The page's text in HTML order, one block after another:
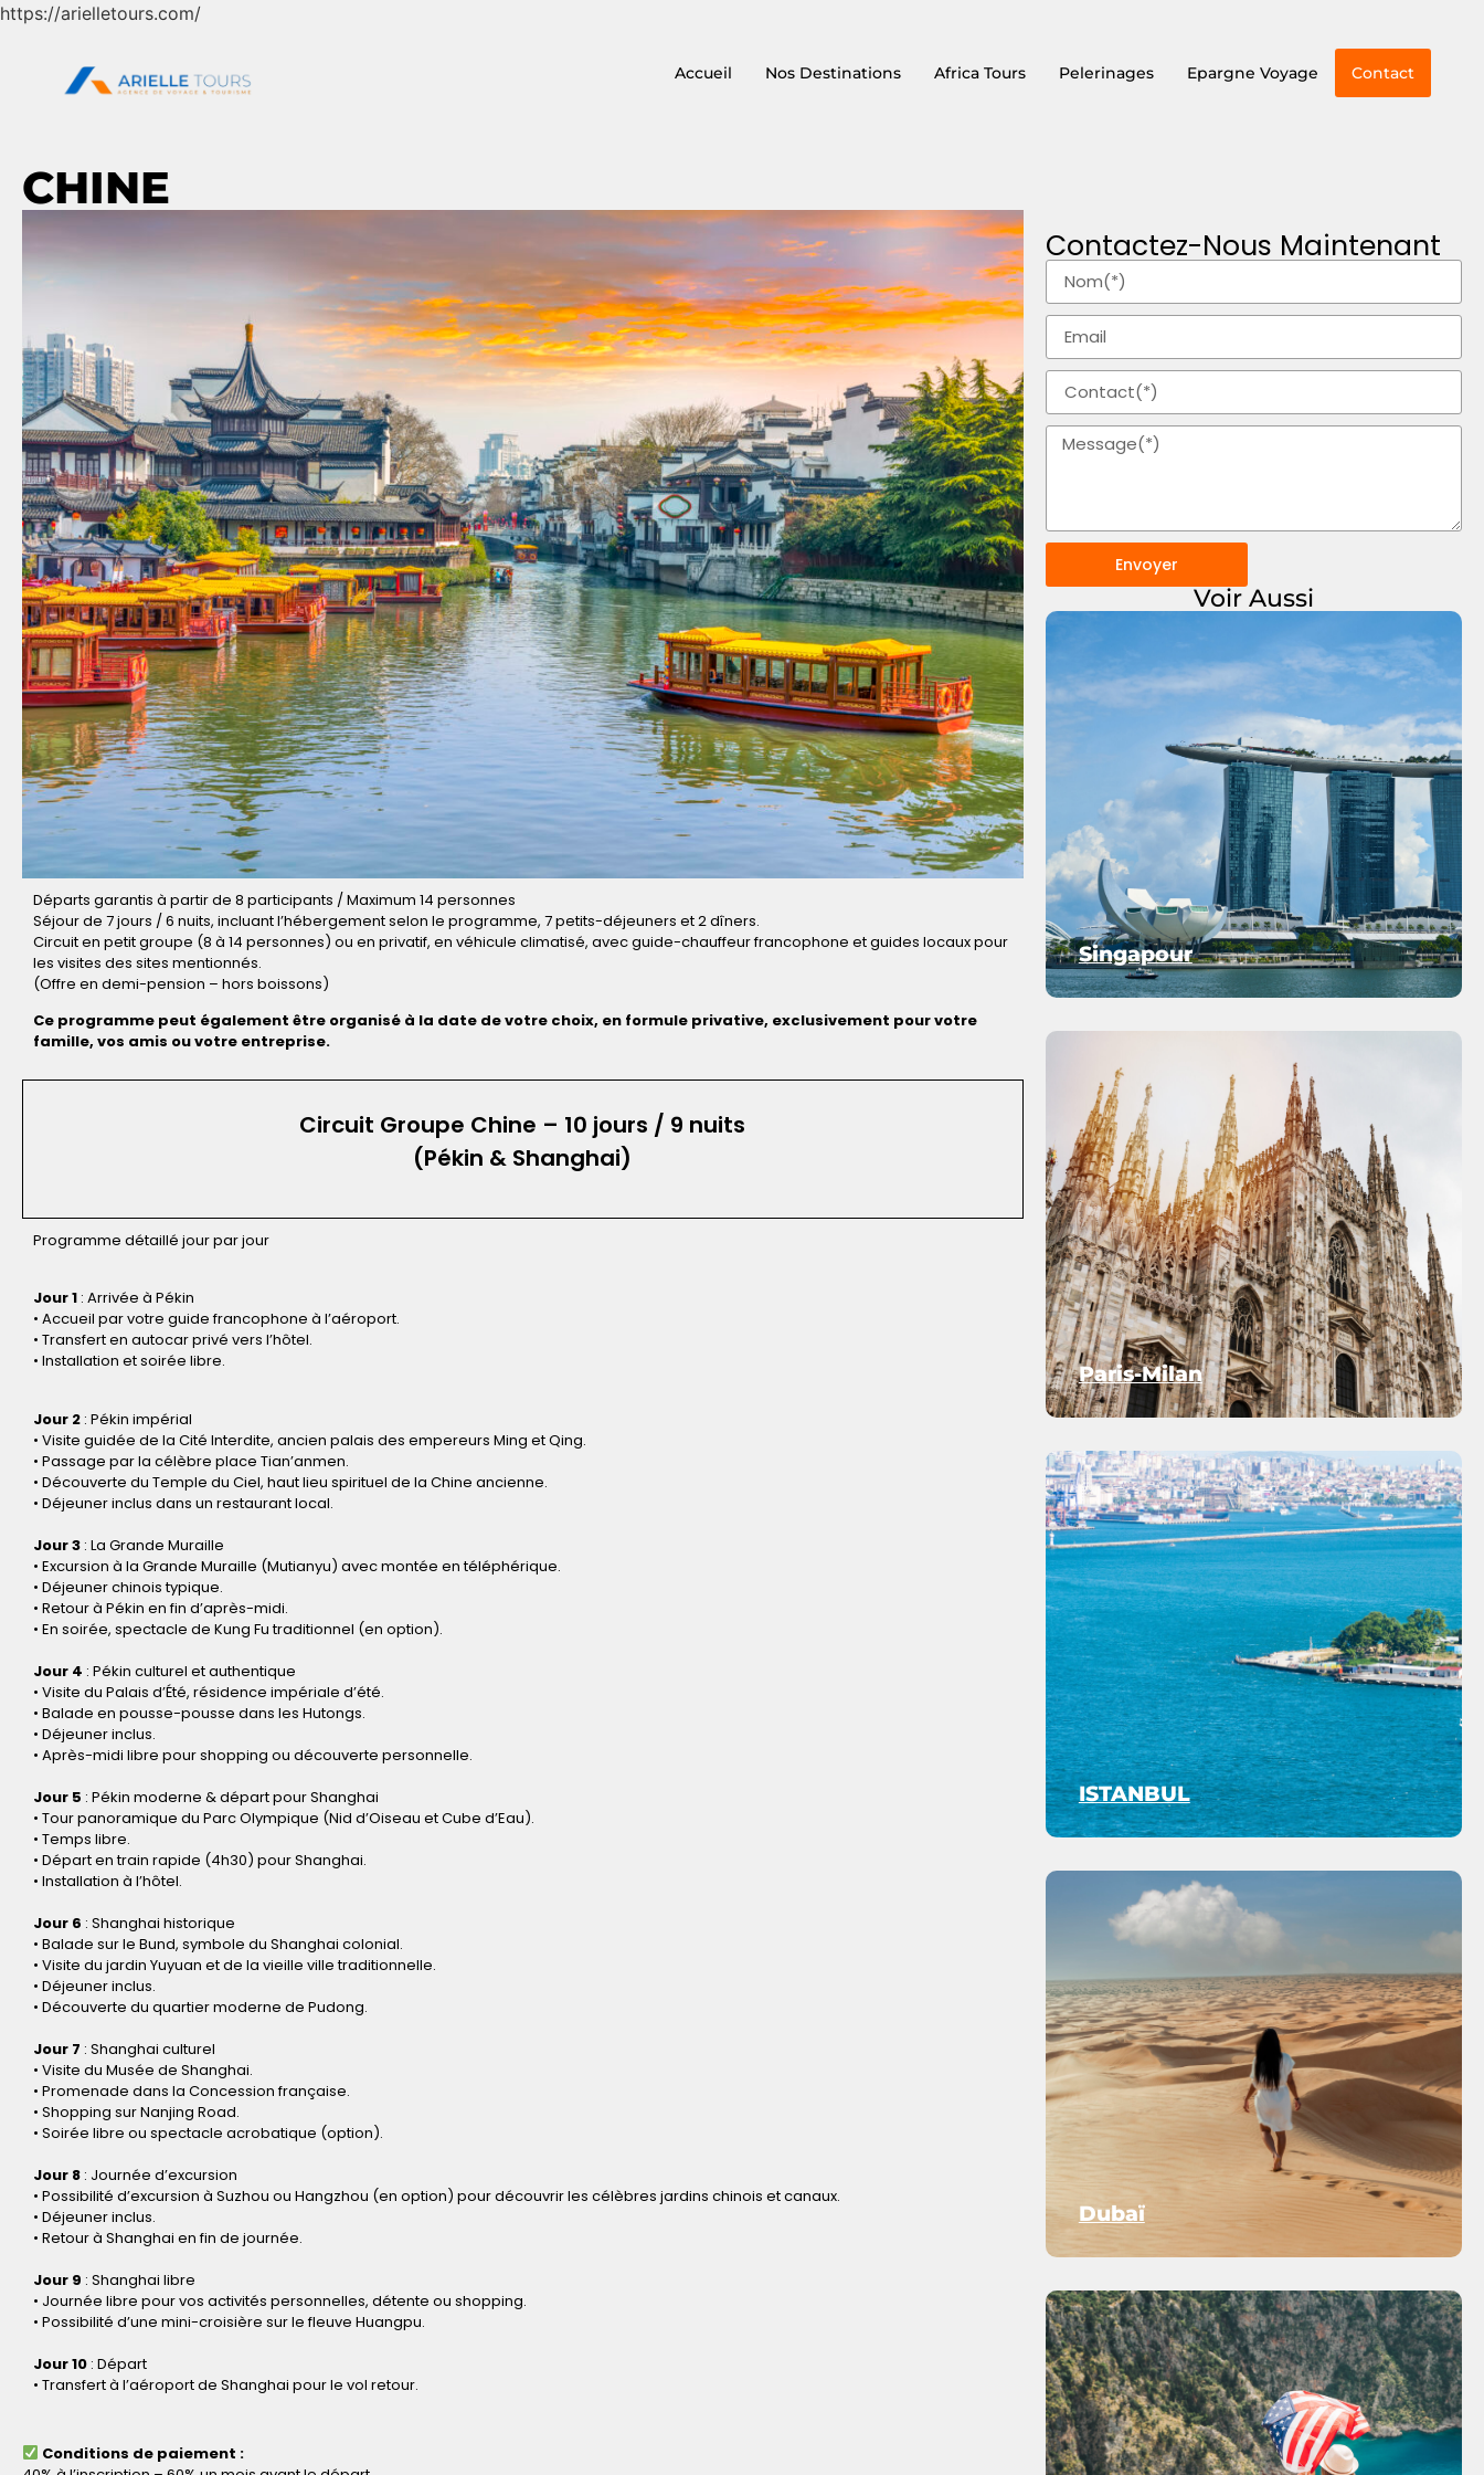
https://arielletours.com/
Accueil Nos Destinations Africa Tours Pelerinages Epargne Voyage Contact
CHINE
Départs garantis à partir de 8 participants / Maximum 14 personnes
Séjour de 7 jours / 6 nuits, incluant l’hébergement selon le programme, 7 petits-déjeuners et 2 dîners.
Circuit en petit groupe (8 à 14 personnes) ou en privatif, en véhicule climatisé, avec guide-chauffeur francophone et guides locaux pour
les visites des sites mentionnés.
(Offre en demi-pension – hors boissons)
Ce programme peut également être organisé à la date de votre choix, en formule privative, exclusivement pour votre
famille, vos amis ou votre entreprise.
Circuit Groupe Chine – 10 jours / 9 nuits
(Pékin & Shanghai)
Programme détaillé jour par jour
Jour 1 : Arrivée à Pékin
• Accueil par votre guide francophone à l’aéroport.
• Transfert en autocar privé vers l’hôtel.
• Installation et soirée libre.
Jour 2 : Pékin impérial
• Visite guidée de la Cité Interdite, ancien palais des empereurs Ming et Qing.
• Passage par la célèbre place Tian’anmen.
• Découverte du Temple du Ciel, haut lieu spirituel de la Chine ancienne.
• Déjeuner inclus dans un restaurant local.
Jour 3 : La Grande Muraille
• Excursion à la Grande Muraille (Mutianyu) avec montée en téléphérique.
• Déjeuner chinois typique.
• Retour à Pékin en fin d’après-midi.
• En soirée, spectacle de Kung Fu traditionnel (en option).
Jour 4 : Pékin culturel et authentique
• Visite du Palais d’Été, résidence impériale d’été.
• Balade en pousse-pousse dans les Hutongs.
• Déjeuner inclus.
• Après-midi libre pour shopping ou découverte personnelle.
Jour 5 : Pékin moderne & départ pour Shanghai
• Tour panoramique du Parc Olympique (Nid d’Oiseau et Cube d’Eau).
• Temps libre.
• Départ en train rapide (4h30) pour Shanghai.
• Installation à l’hôtel.
Jour 6 : Shanghai historique
• Balade sur le Bund, symbole du Shanghai colonial.
• Visite du jardin Yuyuan et de la vieille ville traditionnelle.
• Déjeuner inclus.
• Découverte du quartier moderne de Pudong.
Jour 7 : Shanghai culturel
• Visite du Musée de Shanghai.
• Promenade dans la Concession française.
• Shopping sur Nanjing Road.
• Soirée libre ou spectacle acrobatique (option).
Jour 8 : Journée d’excursion
• Possibilité d’excursion à Suzhou ou Hangzhou (en option) pour découvrir les célèbres jardins chinois et canaux.
• Déjeuner inclus.
• Retour à Shanghai en fin de journée.
Jour 9 : Shanghai libre
• Journée libre pour vos activités personnelles, détente ou shopping.
• Possibilité d’une mini-croisière sur le fleuve Huangpu.
Jour 10 : Départ
• Transfert à l’aéroport de Shanghai pour le vol retour.
Conditions de paiement :
Contactez-Nous Maintenant
Envoyer
Voir Aussi
Singapour
Paris-Milan
ISTANBUL
Dubaï